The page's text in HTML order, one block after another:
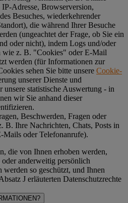
Adresse, Browserversion,
Besuches, wiederkehrender
die während Ihrer Besuche
(ungeachtet der Frage, ob Sie ein
oder nicht), indem Logs und/oder
wie z. B. "Cookies" oder E-Mail
werden (für Informationen zur
sehen Sie bitte unsere Cookie-
unserer Dienste und
unsere statistische Auswertung - in
wir Sie anhand dieser
Beschwerden, Fragen oder
B. Ihre Nachrichten, Chats, Posts in
Mails oder Telefonanrufe).
die von Ihnen erhoben werden,
anderweitig persönlich
so geschützt, und Ihnen
J erläuterten Datenschutzrechte